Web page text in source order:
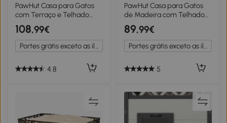
PawHut Casa para Gatos
com Terraço e Telhado
Impermeável 115x66,5x74,7
cm Cinza
108,99€
Portes grátis exceto as ilhas
4.8
PawHut Casa para Gatos
de Madeira com Telhado
Asfáltico Rebatível Janela e
Portas com Cortina
77x57,5x68 cm Cinzento e
Preto
89,99€
Portes grátis exceto as ilhas
5